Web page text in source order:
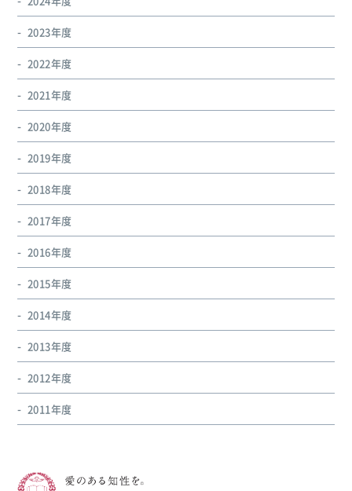
2023年度
2022年度
2021年度
2020年度
2019年度
2018年度
2017年度
2016年度
2015年度
2014年度
2013年度
2012年度
2011年度